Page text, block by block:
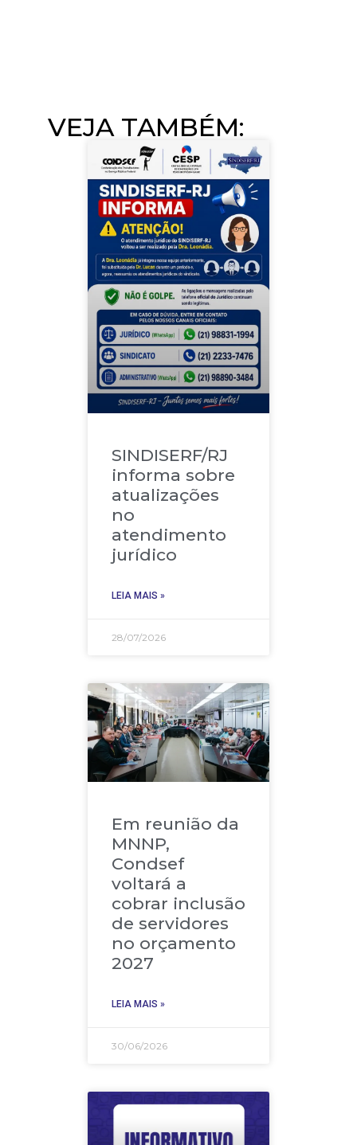
VEJA TAMBÉM:​
SINDISERF/RJ
informa sobre
atualizações
no
atendimento
jurídico
LEIA MAIS »
28/07/2026
Em reunião da
MNNP,
Condsef
voltará a
cobrar inclusão
de servidores
no orçamento
2027
LEIA MAIS »
30/06/2026